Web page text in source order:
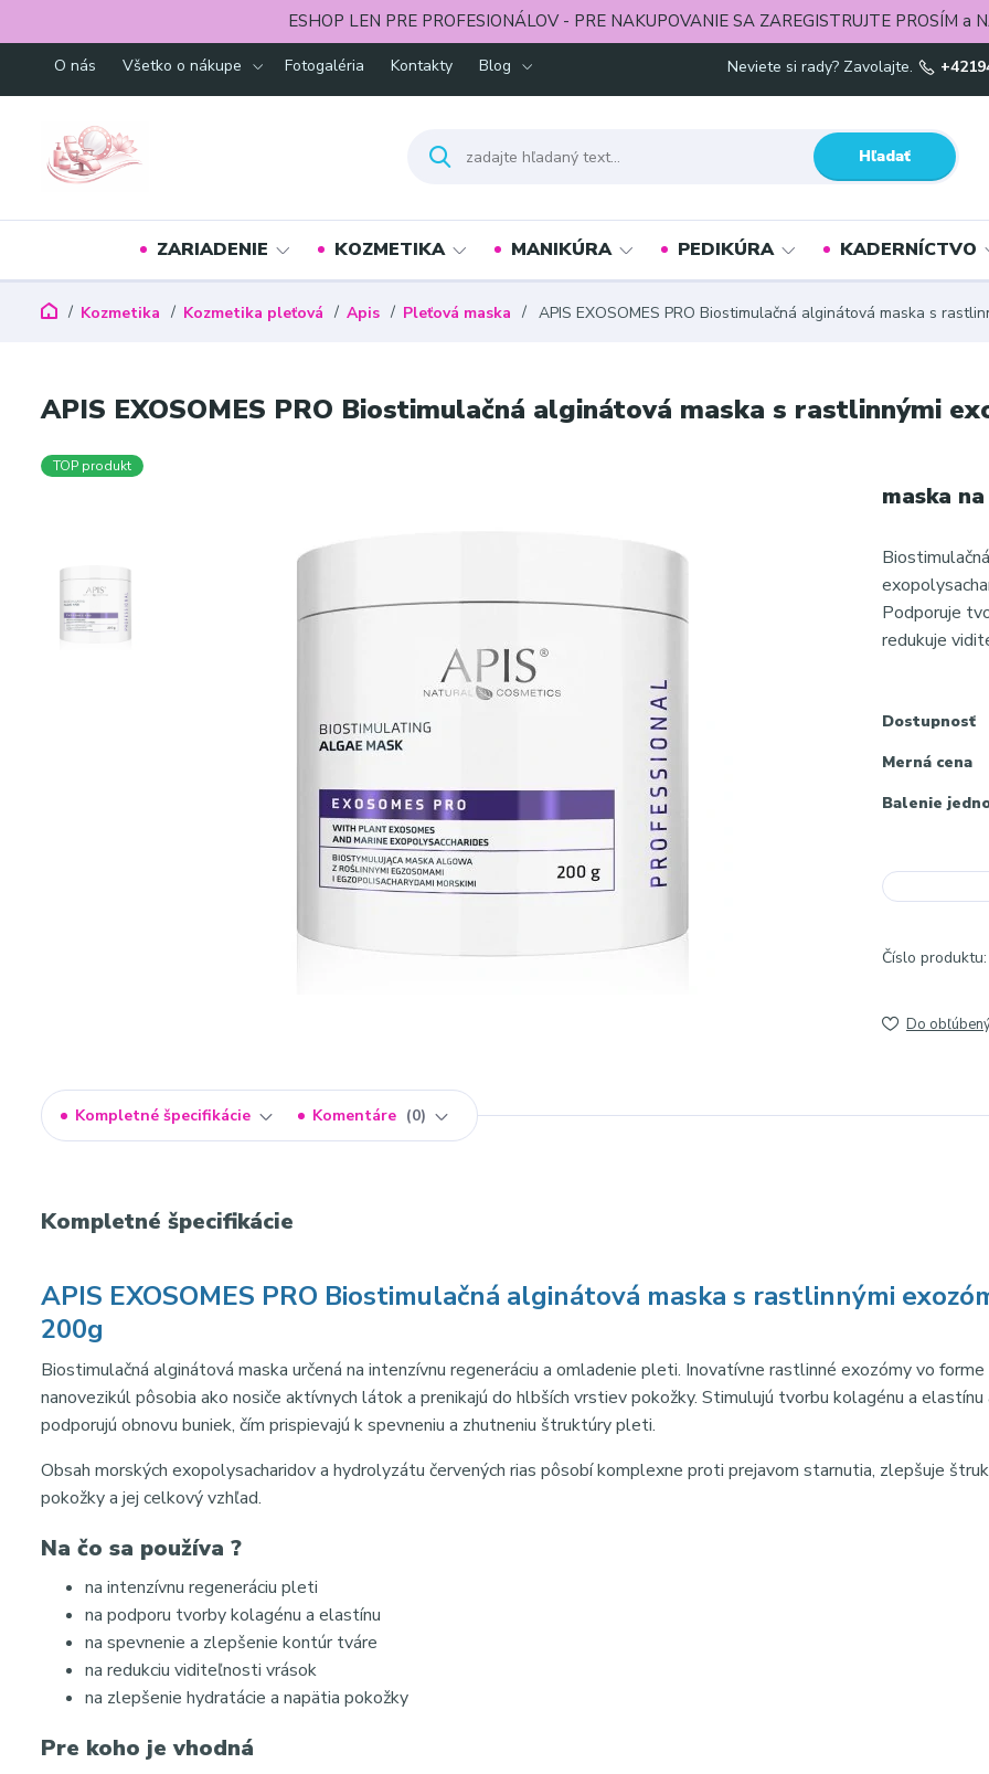
ESHOP LEN PRE PROFESIONÁLOV - PRE NAKUPOVANIE SA ZAREGISTRUJTE PROSÍM a
O nás Všetko o nákupe Fotogaléria Kontakty Blog
Hľadať
Neviete si rady? Zavolajte.
ZARIADENIE KOZMETIKA MANIKÚRA PEDIKÚRA KADERNÍCTVO
Kozmetika Kozmetika pleťová Apis Pleťová maska APIS EXOSOMES PRO Biostimulačná alginátová maska s
APIS EXOSOMES PRO Biostimulačná alginátová maska s rastlinnými
TOP produkt
maska
Podporuje
redukuje
Dostupnosť
Merná cena
Balenie
Číslo produktu:
Do
Kompletné špecifikácie Komentáre 0
Kompletné špecifikácie
APIS EXOSOMES PRO Biostimulačná alginátová maska s rastlinnými
200g
Biostimulačná alginátová maska určená na intenzívnu regeneráciu a omladenie pleti. Inovatívne rastlinné exozómy vo forme
nanovezikúl pôsobia ako nosiče aktívnych látok a prenikajú do hlbších vrstiev pokožky. Stimulujú tvorbu kolagénu a elastínu
podporujú obnovu buniek, čím prispievajú k spevneniu a zhutneniu štruktúry pleti.
Obsah morských exopolysacharidov a hydrolyzátu červených rias pôsobí komplexne proti prejavom starnutia, zlepšuje
pokožky a jej celkový vzhľad.
Na čo sa používa ?
na intenzívnu regeneráciu pleti
na podporu tvorby kolagénu a elastínu
na spevnenie a zlepšenie kontúr tváre
na redukciu viditeľnosti vrások
na zlepšenie hydratácie a napätia pokožky
Pre koho je vhodná